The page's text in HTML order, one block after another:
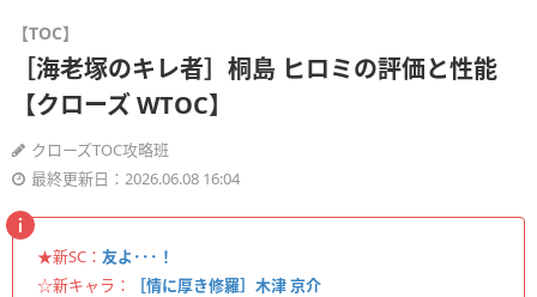
【TOC】
［海老塚のキレ者］桐島 ヒロミの評価と性能
【クローズ WTOC】
クローズTOC攻略班
最終更新日：2026.06.08 16:04
★新SC： 友よ･･･！
☆新キャラ：
［情に厚き修羅］木津 京介